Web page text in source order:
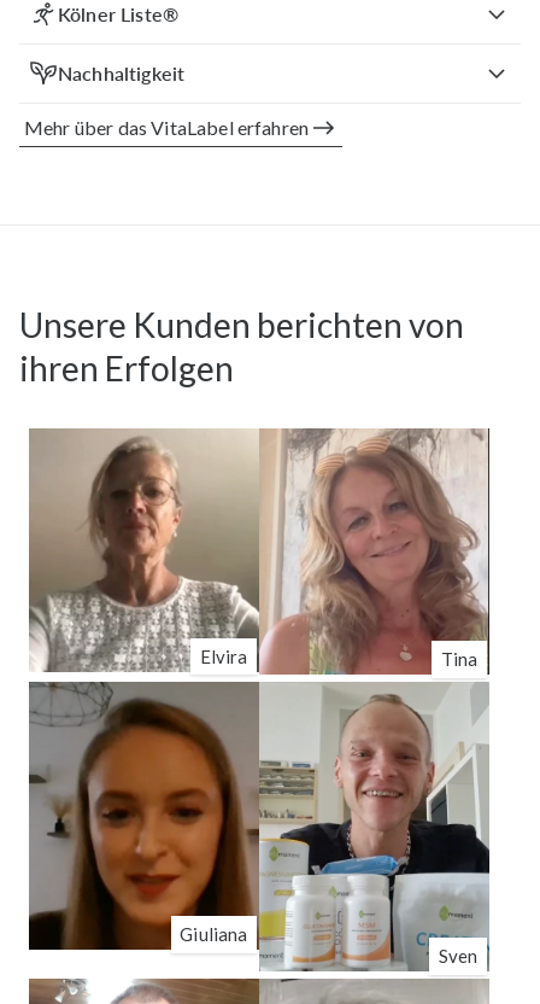
Kölner Liste®
Nachhaltigkeit
Mehr über das VitaLabel erfahren
Unsere Kunden berichten von
ihren Erfolgen
Elvira Tina
Giuliana
Sven